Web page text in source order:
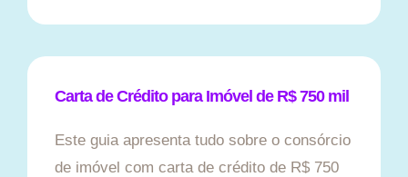
Carta de Crédito para Imóvel de R$ 750 mil
Este guia apresenta tudo sobre o consórcio
de imóvel com carta de crédito de R$ 750